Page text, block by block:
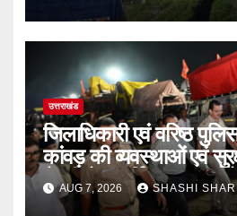
उत्तराखंड
जिलाधिकारी एवं वरिष्ठ
कांवड़ की व्यवस्थाओं एवं
बैरागी कैंप पार्किंग स्थल
रात्रि पहुंचे
AUG 7, 2026 SHASHI